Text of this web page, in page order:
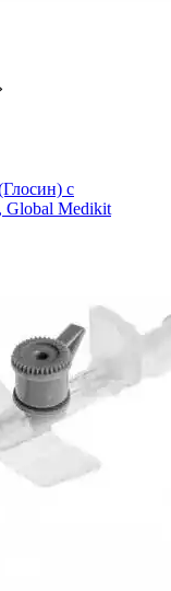
с
Global Medikit